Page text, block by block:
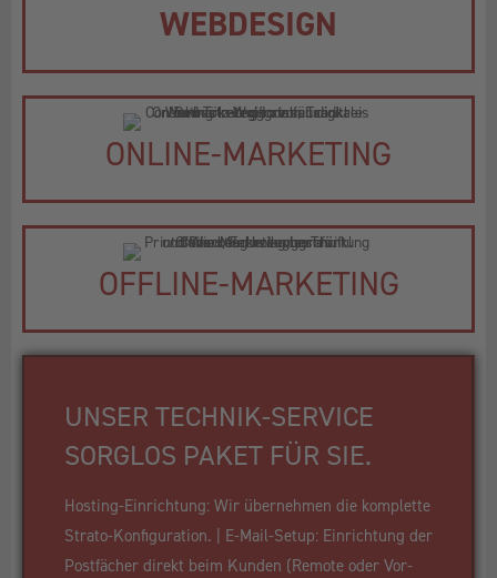
WEBDESIGN
ONLINE-MARKETING
OFFLINE-MARKETING
UNSER TECHNIK-SERVICE
SORGLOS PAKET FÜR SIE.
Hosting-Einrichtung: Wir übernehmen die komplette
Strato-Konfiguration. | E-Mail-Setup: Einrichtung der
Postfächer direkt beim Kunden (Remote oder Vor-